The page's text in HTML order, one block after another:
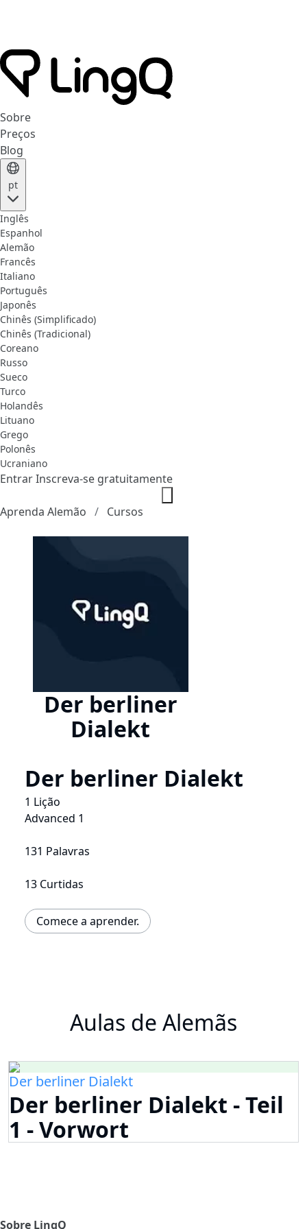
Sobre
Preços
Blog
pt
Inglês
Espanhol
Alemão
Francês
Italiano
Português
Japonês
Chinês (Simplificado)
Chinês (Tradicional)
Coreano
Russo
Sueco
Turco
Holandês
Lituano
Grego
Polonês
Ucraniano
EntrarInscreva-se gratuitamente
Aprenda Alemão Cursos
Der berliner
Dialekt
Der berliner Dialekt
1 Lição
Advanced 1
131 Palavras
13 Curtidas
Comece a aprender.
Aulas de Alemãs
Der berliner Dialekt
Der berliner Dialekt - Teil
1 - Vorwort
Sobre LingQ